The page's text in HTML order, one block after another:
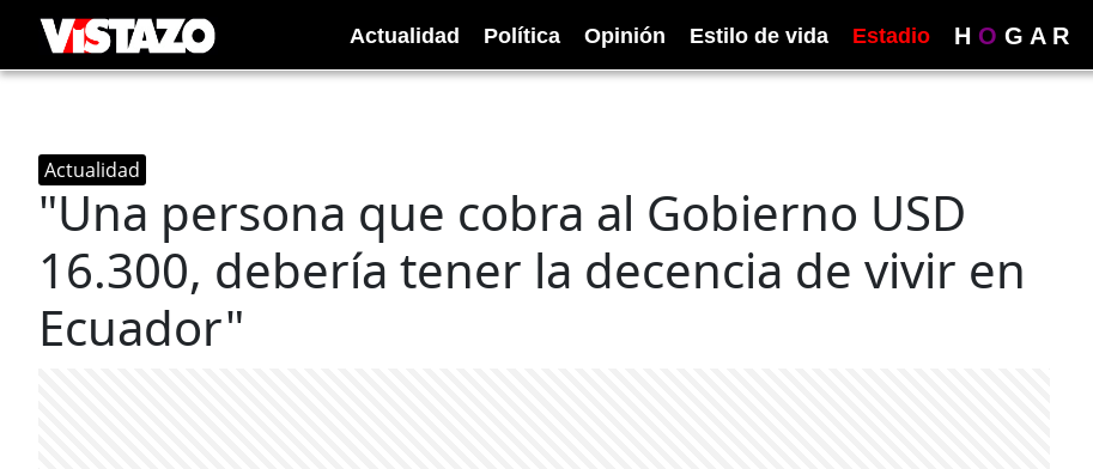
Actualidad Política Opinión Estilo de vida Estadio H O G A R
Actualidad
"Una persona que cobra al Gobierno USD
16.300, debería tener la decencia de vivir en
Ecuador"